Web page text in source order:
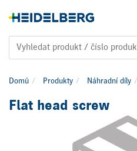
Domů Produkty Náhradní díly
Flat head screw